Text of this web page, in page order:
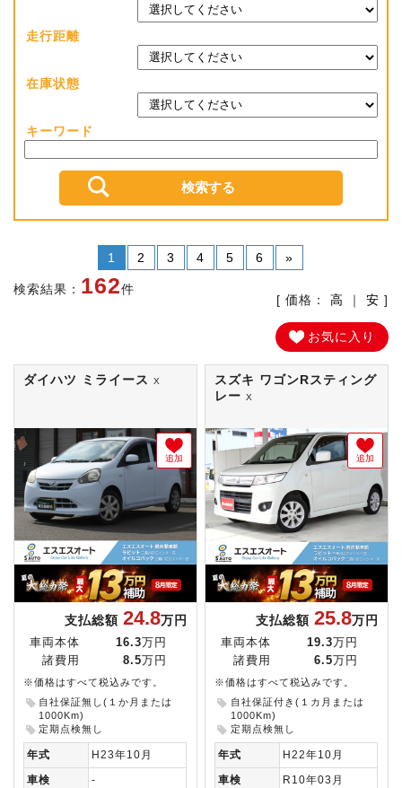
走行距離
在庫状態
キーワード
1 2 3 4 5 6 »
検索結果： 162件
[ 価格： 高 ｜ 安 ]
お気に入り
ダイハツ ミライース X
追加
支払総額 24.8万円
車両本体 16.3 万円
諸費用
8.5 万円
※価格はすべて税込みです。
自社保証無し(１か月または
1000Km)
定期点検無し
年式
H23年10月
車検
-
スズキ ワゴンRスティング
レーX
追加
支払総額 25.8万円
車両本体 19.3 万円
諸費用
6.5 万円
※価格はすべて税込みです。
自社保証付き(１カ月または
1000Km)
定期点検無し
年式
H22年10月
車検
R10年03月